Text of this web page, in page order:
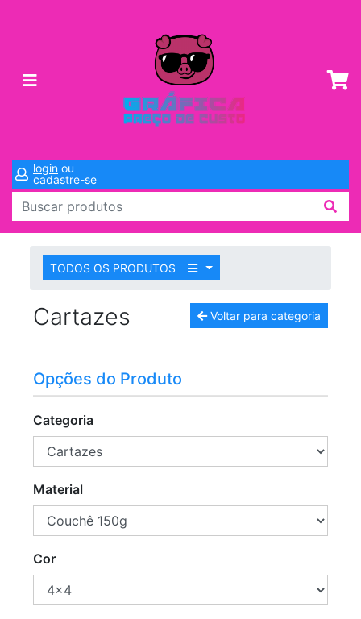
login ou
cadastre-se
TODOS OS PRODUTOS
Cartazes Voltar para categoria
Opções do Produto
Categoria
Material
Cor